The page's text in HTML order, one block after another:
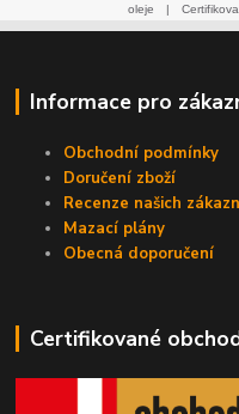
oleje
|
Informace pro
Obchodní podmínky
Doručení zboží
Recenze našich
Mazací plány
Obecná doporučení
Certifikované